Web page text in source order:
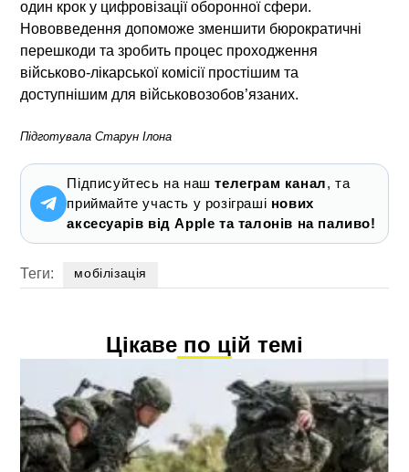
один крок у цифровізації оборонної сфери.
Нововведення допоможе зменшити бюрократичні
перешкоди та зробить процес проходження
військово-лікарської комісії простішим та
доступнішим для військовозобов’язаних.
Підготувала Старун Ілона
Підписуйтесь на наштелеграм канал, та
приймайте участь у розіграші нових
аксесуарів від Apple та талонів на паливо!
Теги: мобілізація
Цікаве по цій темі